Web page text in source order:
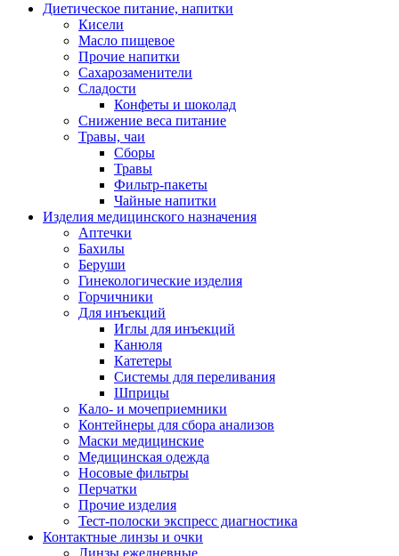
Диетическое питание, напитки
Кисели
Масло пищевое
Прочие напитки
Сахарозаменители
Сладости
Конфеты и шоколад
Снижение веса питание
Травы, чаи
Сборы
Травы
Фильтр-пакеты
Чайные напитки
Изделия медицинского назначения
Аптечки
Бахилы
Беруши
Гинекологические изделия
Горчичники
Для инъекций
Иглы для инъекций
Канюля
Катетеры
Системы для переливания
Шприцы
Кало- и мочеприемники
Контейнеры для сбора анализов
Маски медицинские
Медицинская одежда
Носовые фильтры
Перчатки
Прочие изделия
Тест-полоски экспресс диагностика
Контактные линзы и очки
Линзы ежедневные